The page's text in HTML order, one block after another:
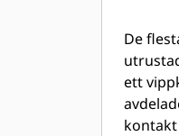
De
ett